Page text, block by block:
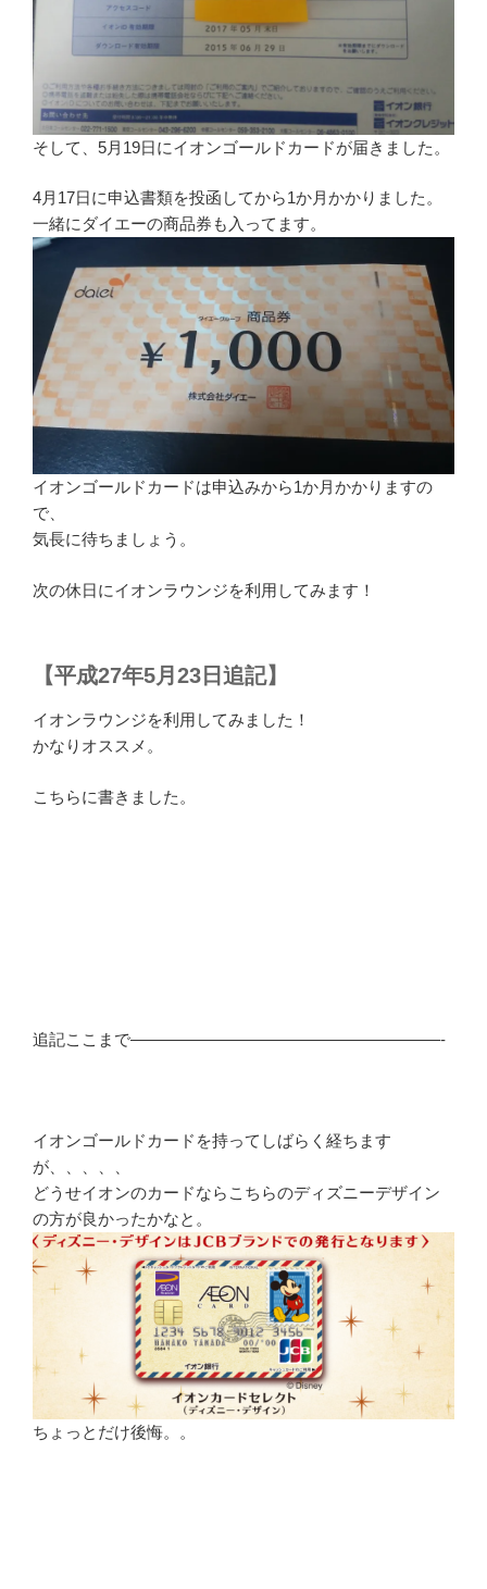
そして、5月19日にイオンゴールドカードが届きました。
4月17日に申込書類を投函してから1か月かかりました。
一緒にダイエーの商品券も入ってます。
イオンゴールドカードは申込みから1か月かかりますの
で、
気長に待ちましょう。
次の休日にイオンラウンジを利用してみます！
【平成27年5月23日追記】
イオンラウンジを利用してみました！
かなりオススメ。
こちらに書きました。
追記ここまで———————————————————-
イオンゴールドカードを持ってしばらく経ちます
が、、、、、
どうせイオンのカードならこちらのディズニーデザイン
の方が良かったかなと。
ちょっとだけ後悔。。